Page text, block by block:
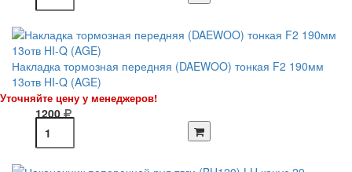
Накладка тормозная передняя (DAEWOO) тонкая F2 190мм
13отв HI-Q (AGE)
Уточняйте цену у менеджеров!
1200